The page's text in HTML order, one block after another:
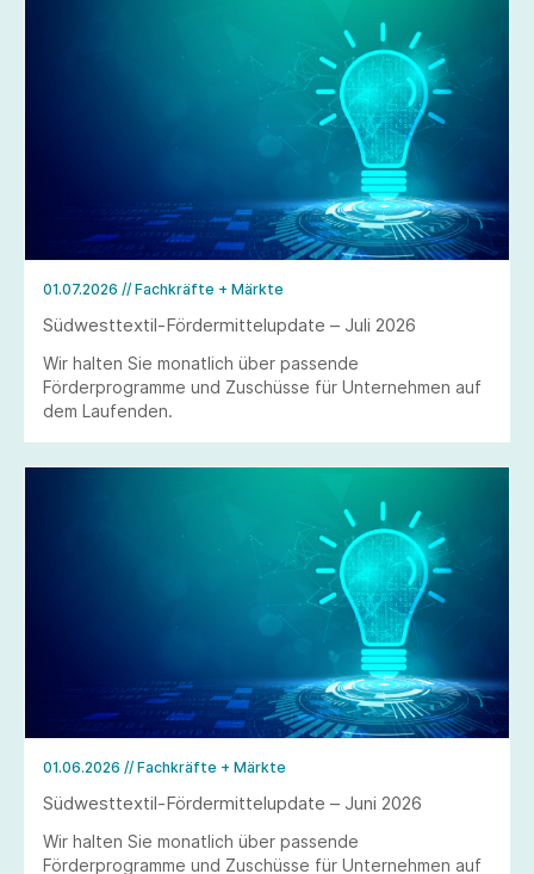
01.07.2026 // Fachkräfte + Märkte
Südwesttextil-Fördermittelupdate – Juli 2026
Wir halten Sie monatlich über passende
Förderprogramme und Zuschüsse für Unternehmen auf
dem Laufenden.
01.06.2026 // Fachkräfte + Märkte
Südwesttextil-Fördermittelupdate – Juni 2026
Wir halten Sie monatlich über passende
Förderprogramme und Zuschüsse für Unternehmen auf